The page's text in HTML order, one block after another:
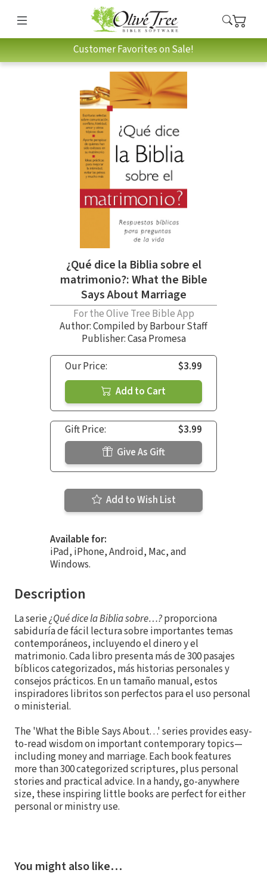
Customer Favorites on Sale!
¿Qué dice la Biblia sobre el
matrimonio?: What the Bible
Says About Marriage
For the Olive Tree Bible App
Author:Compiled by Barbour Staff
Publisher: Casa Promesa
Our Price:
$3.99
Add to Cart
Gift Price:
$3.99
Give As Gift
Add to Wish List
Available for:
iPad, iPhone, Android, Mac, and
Windows.
Description
La serie¿Qué dice la Biblia sobre…?proporciona
sabiduría de fácil lectura sobre importantes temas
contemporáneos, incluyendo el dinero y el
matrimonio. Cada libro presenta más de 300 pasajes
bíblicos categorizados, más historias personales y
consejos prácticos. En un tamaño manual, estos
inspiradores libritos son perfectos para el uso personal
o ministerial.
The 'What the Bible Says About. . .' series provides easy-
to-read wisdom on important contemporary topics—
including money and marriage. Each book features
more than 300 categorized scriptures, plus personal
stories and practical advice. In a handy, go-anywhere
size, these inspiring little books are perfect for either
personal or ministry use.
You might also like…